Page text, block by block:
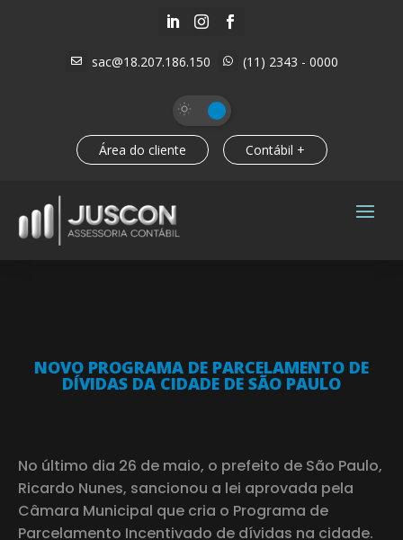
  
 sac@18.207.186.150  (11) 2343 - 0000
Área do cliente Contábil +
NOVO PROGRAMA DE PARCELAMENTO DE
DÍVIDAS DA CIDADE DE SÃO PAULO
No último dia 26 de maio, o prefeito de São Paulo,
Ricardo Nunes, sancionou a lei aprovada pela
Câmara Municipal que cria o Programa de
Parcelamento Incentivado de dívidas na cidade.